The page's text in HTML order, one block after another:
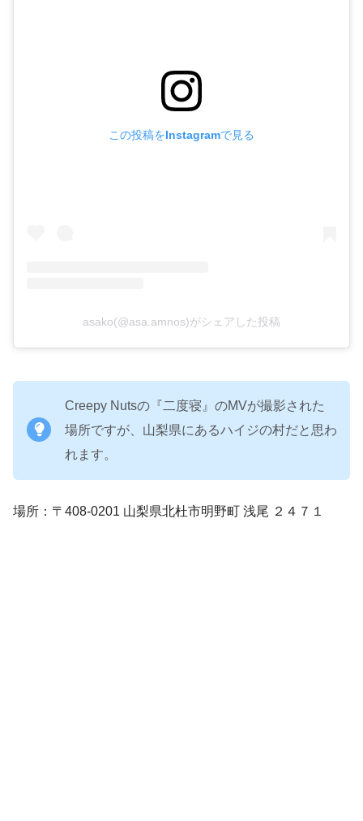
この投稿をInstagramで見る
asako(@asa.amnos)がシェアした投稿
Creepy Nutsの『二度寝』のMVが撮影された
場所ですが、山梨県にあるハイジの村だと思わ
れます。
場所：〒408-0201 山梨県北杜市明野町 浅尾 ２４７１